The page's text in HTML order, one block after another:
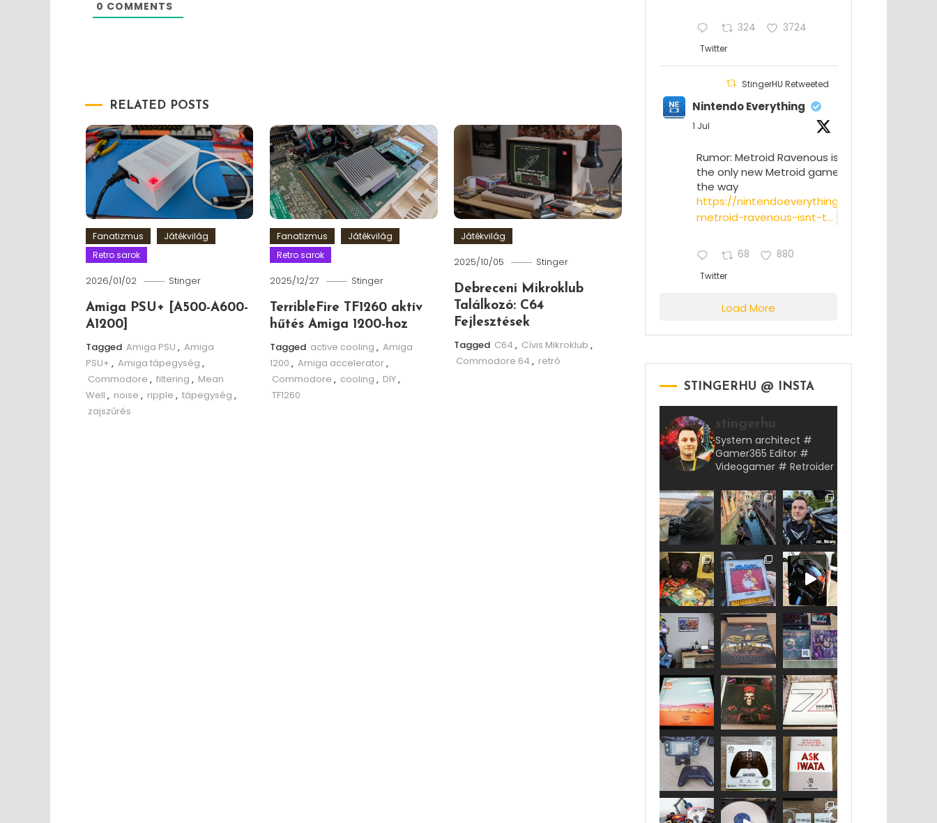
0 COMMENTS
RELATED POSTS
Fanatizmus
Játékvilág
Retro sarok
2026/01/02 Stinger
Amiga PSU+ [A500-A600-
A1200]
Tagged Amiga PSU , Amiga
PSU+ , Amiga tápegység ,
Commodore , filtering , Mean
Well , noise , ripple , tápegység ,
zajszűrés
Fanatizmus
Játékvilág
Retro sarok
2025/12/27 Stinger
TerribleFire TF1260 aktív
hűtés Amiga 1200-hoz
Tagged active cooling , Amiga
1200 , Amiga accelerator,
Commodore , cooling , DIY,
TF1260
Játékvilág
2025/10/05 Stinger
Debreceni Mikroklub
Találkozó: C64
Fejlesztések
Tagged C64 , Cívis Mikroklub ,
Commodore 64 , retró
324 3724
Twitter
StingerHU Retweeted
Nintendo Everything
1 Jul
Rumor: Metroid Ravenous isn’t
the only new Metroid game on
the way
https://nintendoeverything.com/rumor-
metroid-ravenous-isnt-t...
68 880
Twitter
Load More
STINGERHU @ INSTA
stingerhu
System architect #
Gamer365 Editor #
Videogamer # Retroider